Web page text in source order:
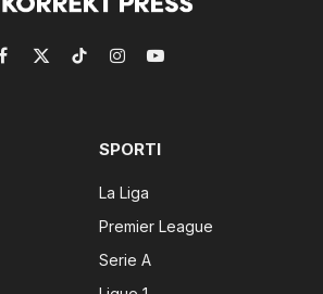
Facebook
X
TikTokInstagramYouTube
SPORTI
La Liga
Premier League
Serie A